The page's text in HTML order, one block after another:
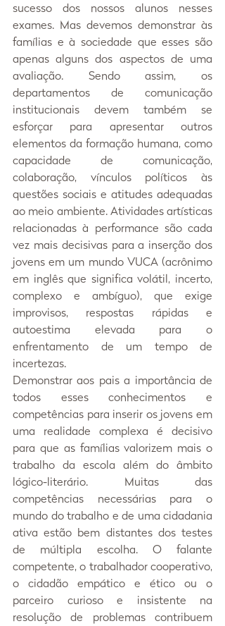
sucesso dos nossos alunos nesses
exames. Mas devemos demonstrar às
famílias e à sociedade que esses são
apenas alguns dos aspectos de uma
avaliação. Sendo assim, os
departamentos de comunicação
institucionais devem também se
esforçar para apresentar outros
elementos da formação humana, como
capacidade de comunicação,
colaboração, vínculos políticos às
questões sociais e atitudes adequadas
ao meio ambiente. Atividades artísticas
relacionadas à performance são cada
vez mais decisivas para a inserção dos
jovens em um mundo VUCA (acrônimo
em inglês que significa volátil, incerto,
complexo e ambíguo), que exige
improvisos, respostas rápidas e
autoestima elevada para o
enfrentamento de um tempo de
incertezas.
Demonstrar aos pais a importância de
todos esses conhecimentos e
competências para inserir os jovens em
uma realidade complexa é decisivo
para que as famílias valorizem mais o
trabalho da escola além do âmbito
lógico-literário. Muitas das
competências necessárias para o
mundo do trabalho e de uma cidadania
ativa estão bem distantes dos testes
de múltipla escolha. O falante
competente, o trabalhador cooperativo,
o cidadão empático e ético ou o
parceiro curioso e insistente na
resolução de problemas contribuem